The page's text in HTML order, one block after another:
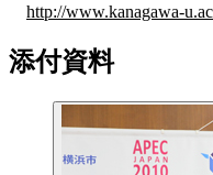
http://www.kanagawa-
添付資料